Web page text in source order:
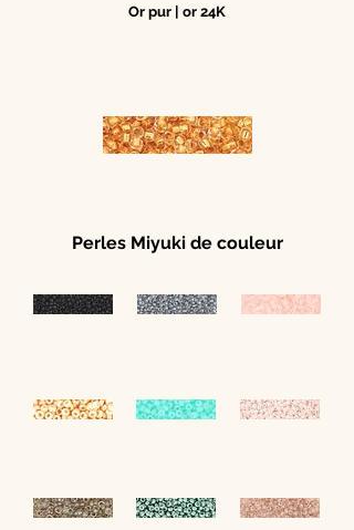
Or pur | or 24K
Perles Miyuki de couleur